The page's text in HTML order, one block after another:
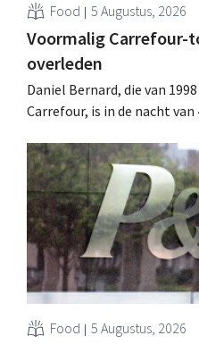
Food 5 Augustus, 2026
Voormalig Carrefour-
overleden
Daniel Bernard, die van
Carrefour, is in de nacht
retailer, realiseerde de
toenmalig Belgisch
Food 5 Augustus, 2026